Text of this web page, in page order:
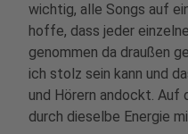
wichtig, alle Songs auf
hoffe, dass jeder
genommen da draußen
ich stolz sein kann und
und Hörern andockt. Auf
durch dieselbe Energie